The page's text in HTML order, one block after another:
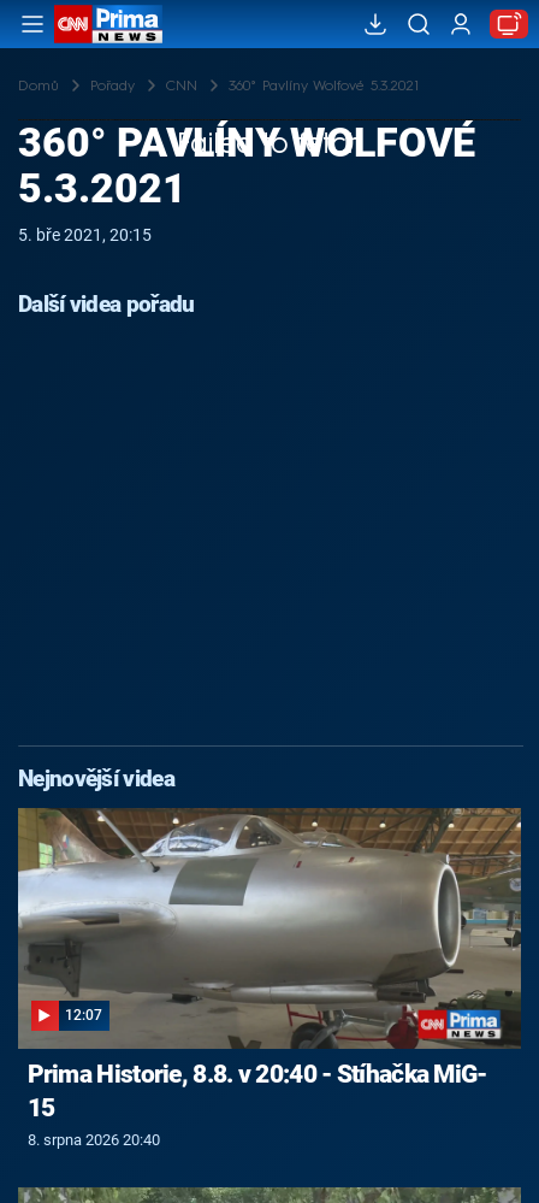
Domů Pořady CNN 360° Pavlíny Wolfové 5.3.2021
Failed to fetch
360° PAVLÍNY WOLFOVÉ
5.3.2021
5. bře 2021, 20:15
Další videa pořadu
Nejnovější videa
12:07
Prima Historie, 8.8. v 20:40 - Stíhačka MiG-
15
8. srpna 2026 20:40